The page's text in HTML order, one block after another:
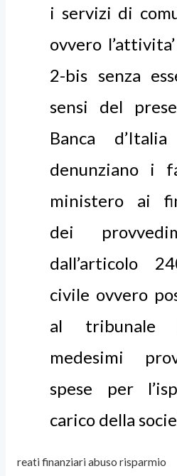
i servizi di
ovvero
2-bis senza
sensi del
Banca
denunziano i
ministero ai
dei
dall’articolo
civile ovvero
al tribunale
medesimi
spese per
carico della
reati finanziari abuso risparmio